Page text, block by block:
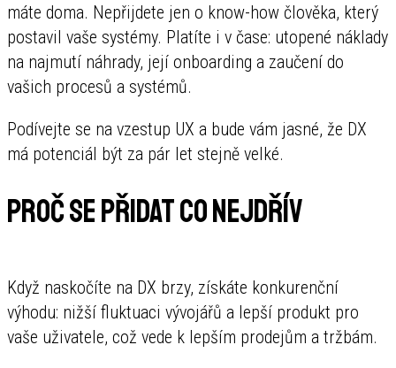
máte doma. Nepřijdete jen o know-how člověka, který
postavil vaše systémy. Platíte i v čase: utopené náklady
na najmutí náhrady, její onboarding a zaučení do
vašich procesů a systémů.
Podívejte se na vzestup UX a bude vám jasné, že DX
má potenciál být za pár let stejně velké.
Proč se přidat co nejdřív
Když naskočíte na DX brzy, získáte konkurenční
výhodu: nižší fluktuaci vývojářů a lepší produkt pro
vaše uživatele, což vede k lepším prodejům a tržbám.